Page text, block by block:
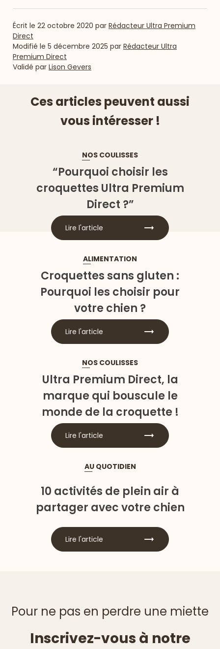
Écrit le 22 octobre 2020 par Rédacteur Ultra Premium
Direct
Modifié le 5 décembre 2025 par Rédacteur Ultra
Premium Direct
Validé par Lison Gevers
Ces articles peuvent aussi
vous intéresser !
NOS COULISSES
“Pourquoi choisir les
croquettes Ultra Premium
Direct ?”
Lire l'article
ALIMENTATION
Croquettes sans gluten :
Pourquoi les choisir pour
votre chien ?
Lire l'article
NOS COULISSES
Ultra Premium Direct, la
marque qui bouscule le
monde de la croquette !
Lire l'article
AU QUOTIDIEN
10 activités de plein air à
partager avec votre chien
Lire l'article
Pour ne pas en perdre une miette
Inscrivez-vous à notre